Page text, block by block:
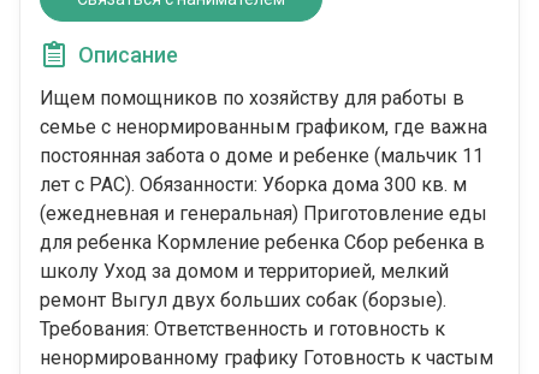
Описание
Ищем помощников по хозяйству для работы в
семье с ненормированным графиком, где важна
постоянная забота о доме и ребенке (мальчик 11
лет с РАС). Обязанности: Уборка дома 300 кв. м
(ежедневная и генеральная) Приготовление еды
для ребенка Кормление ребенка Сбор ребенка в
школу Уход за домом и территорией, мелкий
ремонт Выгул двух больших собак (борзые).
Требования: Ответственность и готовность к
ненормированному графику Готовность к частым